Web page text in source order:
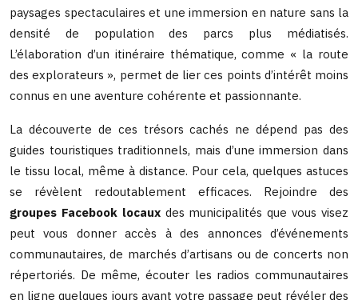
paysages spectaculaires et une immersion en nature sans la
densité de population des parcs plus médiatisés.
L’élaboration d’un itinéraire thématique, comme « la route
des explorateurs », permet de lier ces points d’intérêt moins
connus en une aventure cohérente et passionnante.
La découverte de ces trésors cachés ne dépend pas des
guides touristiques traditionnels, mais d’une immersion dans
le tissu local, même à distance. Pour cela, quelques astuces
se révèlent redoutablement efficaces. Rejoindre des
groupes Facebook locauxdes municipalités que vous visez
peut vous donner accès à des annonces d’événements
communautaires, de marchés d’artisans ou de concerts non
répertoriés. De même, écouter les radios communautaires
en ligne quelques jours avant votre passage peut révéler des